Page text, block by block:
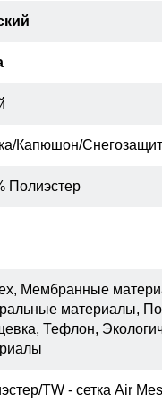
Капюшон/
Полиэстер
Мембранные
материалы,
Тефлон,
TW - сетка Air